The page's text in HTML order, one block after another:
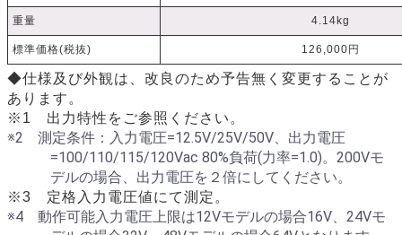
重量 4.14kg
標準価格(税抜) 126,000円
◆仕様及び外観は、改良のため予告無く変更することが
あります。
※1 出力特性をご参照ください。
※2 測定条件：入力電圧=12.5V/25V/50V、出力電圧
=100/110/115/120Vac 80%負荷(力率=1.0)。200Vモ
デルの場合、出力電圧を２倍にしてください。
※3 定格入力電圧値にて測定。
※4 動作可能入力電圧上限は12Vモデルの場合16V、24Vモ